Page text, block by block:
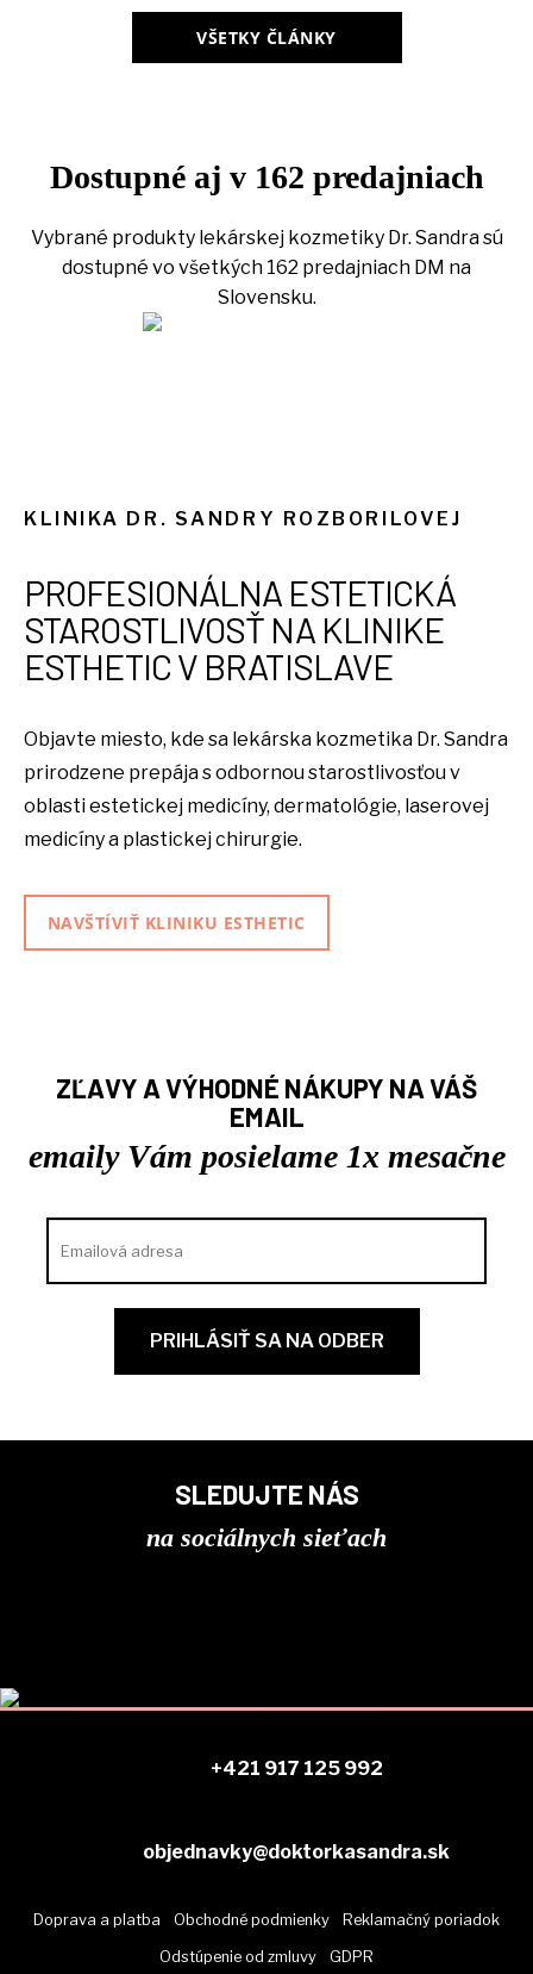
VŠETKY ČLÁNKY
Dostupné aj v 162 predajniach
Vybrané produkty lekárskej kozmetiky Dr. Sandra sú
dostupné vo všetkých 162 predajniach DM na
Slovensku.
KLINIKA DR. SANDRY ROZBORILOVEJ
PROFESIONÁLNA ESTETICKÁ
STAROSTLIVOSŤ NA KLINIKE
ESTHETIC V BRATISLAVE
Objavte miesto, kde sa lekárska kozmetika Dr. Sandra
prirodzene prepája s odbornou starostlivosťou v
oblasti estetickej medicíny, dermatológie, laserovej
medicíny a plastickej chirurgie.
NAVŠTÍVIŤ KLINIKU ESTHETIC
ZĽAVY A VÝHODNÉ NÁKUPY NA VÁŠ
EMAIL
emaily Vám posielame 1x mesačne
SLEDUJTE NÁS
na sociálnych sieťach
+421 917 125 992
objednavky@doktorkasandra.sk
Doprava a platba Obchodné podmienky Reklamačný poriadok
Odstúpenie od zmluvy GDPR